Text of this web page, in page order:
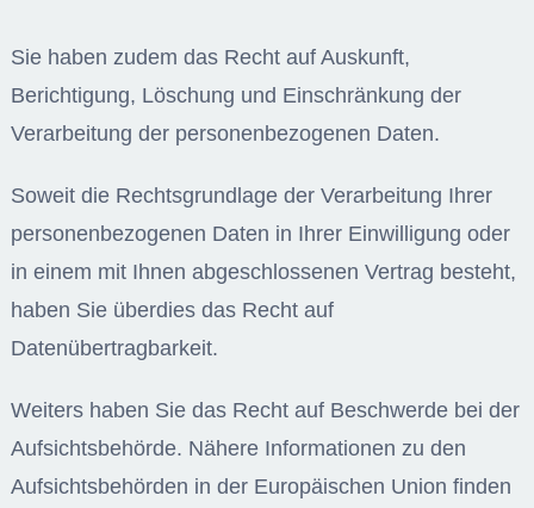
Sie haben zudem das Recht auf Auskunft,
Berichtigung, Löschung und Einschränkung der
Verarbeitung der personenbezogenen Daten.
Soweit die Rechtsgrundlage der Verarbeitung Ihrer
personenbezogenen Daten in Ihrer Einwilligung oder
in einem mit Ihnen abgeschlossenen Vertrag besteht,
haben Sie überdies das Recht auf
Datenübertragbarkeit.
Weiters haben Sie das Recht auf Beschwerde bei der
Aufsichtsbehörde. Nähere Informationen zu den
Aufsichtsbehörden in der Europäischen Union finden